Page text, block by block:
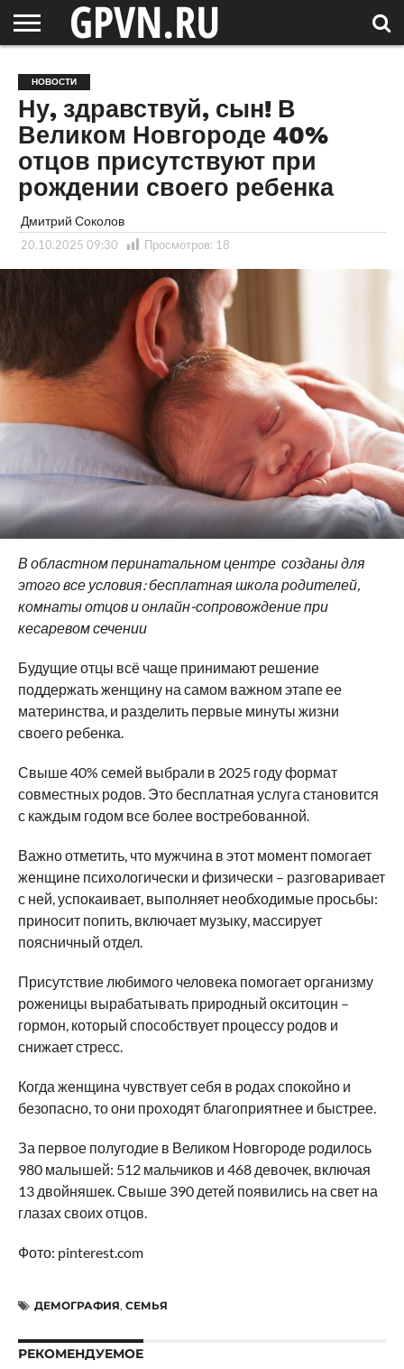
ОБЛАСТЬ
НОВОСТИ
СОСЕДЕЙ
РОССИЯ
/ МИР
СПЕЦПРОЕКТЫ
БЛОГ
СТАТЬИ
ФОТОРЕПОРТАЖИ
ИНТЕРВЬЮ
ОБЪЕКТЫ
ПОДБОРКИ
НОВОСТИ
Ну, здравствуй, сын! В
Великом Новгороде 40%
отцов присутствуют при
рождении своего ребенка
Дмитрий Соколов
20.10.2025 09:30 Просмотров: 18
В областном перинатальном центре созданы для
этого все условия: бесплатная школа родителей,
комнаты отцов и онлайн-сопровождение при
кесаревом сечении
Будущие отцы всё чаще принимают решение
поддержать женщину на самом важном этапе ее
материнства, и разделить первые минуты жизни
своего ребенка.
Свыше 40% семей выбрали в 2025 году формат
совместных родов. Это бесплатная услуга становится
с каждым годом все более востребованной.
Важно отметить, что мужчина в этот момент помогает
женщине психологически и физически – разговаривает
с ней, успокаивает, выполняет необходимые просьбы:
приносит попить, включает музыку, массирует
поясничный отдел.
Присутствие любимого человека помогает организму
роженицы вырабатывать природный окситоцин –
гормон, который способствует процессу родов и
снижает стресс.
Когда женщина чувствует себя в родах спокойно и
безопасно, то они проходят благоприятнее и быстрее.
За первое полугодие в Великом Новгороде родилось
980 малышей: 512 мальчиков и 468 девочек, включая
13 двойняшек. Свыше 390 детей появились на свет на
глазах своих отцов.
Фото: pinterest.com
ДЕМОГРАФИЯ, СЕМЬЯ
РЕКОМЕНДУЕМОЕ